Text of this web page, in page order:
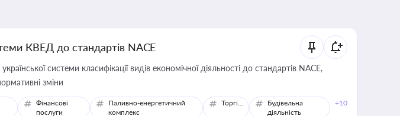
КВЕД до стандартів NACE
системи класифікації видів економічної діяльності до стандартів NACE,
зміни
Фінансові
послуги
Паливно-енергетичний
комплекс
Торгівля
Будівельна
діяльність
+10